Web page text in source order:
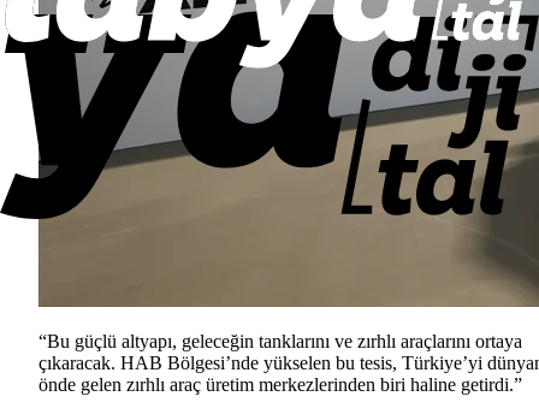
“Bu güçlü altyapı, geleceğin tanklarını ve zırhlı araçlarını ortaya
çıkaracak. HAB Bölgesi’nde yükselen bu tesis, Türkiye’yi
önde gelen zırhlı araç üretim merkezlerinden biri haline getirdi.”